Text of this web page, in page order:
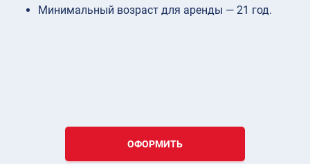
Минимальный возраст для аренды — 21 год.
ОФОРМИТЬ